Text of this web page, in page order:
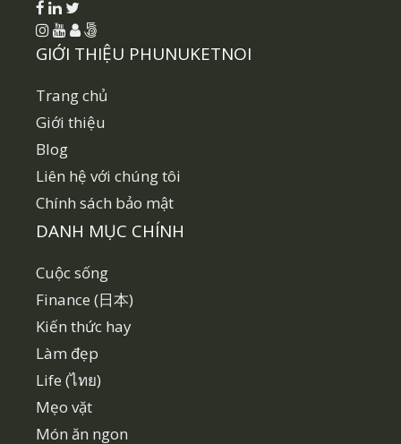
GIỚI THIỆU PHUNUKETNOI
Trang chủ
Giới thiệu
Blog
Liên hệ với chúng tôi
Chính sách bảo mật
DANH MỤC CHÍNH
Cuộc sống
Finance (日本)
Kiến thức hay
Làm đẹp
Life (ไทย)
Mẹo vặt
Món ăn ngon